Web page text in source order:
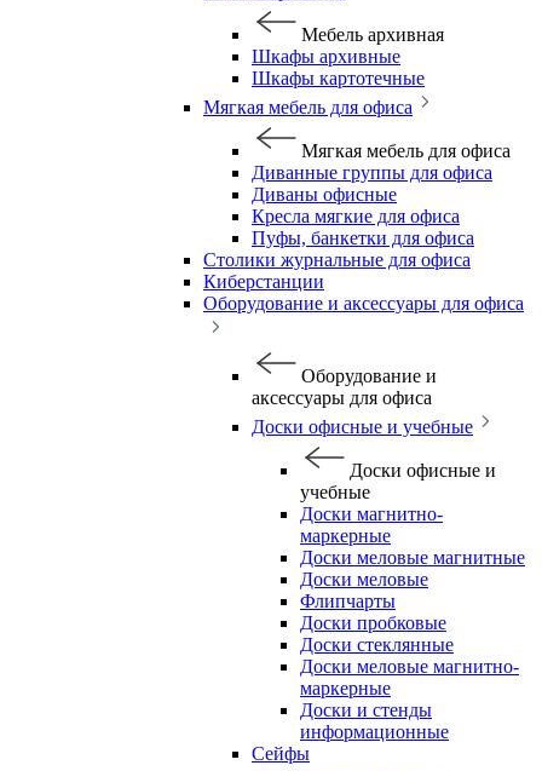
Мебель архивная
Шкафы архивные
Шкафы картотечные
Мягкая мебель для офиса
Мягкая мебель для офиса
Диванные группы для офиса
Диваны офисные
Кресла мягкие для офиса
Пуфы, банкетки для офиса
Столики журнальные для офиса
Киберстанции
Оборудование и аксессуары для офиса
Оборудование и
аксессуары для офиса
Доски офисные и учебные
Доски офисные и
учебные
Доски магнитно-
маркерные
Доски меловые магнитные
Доски меловые
Флипчарты
Доски пробковые
Доски стеклянные
Доски меловые магнитно-
маркерные
Доски и стенды
информационные
Сейфы